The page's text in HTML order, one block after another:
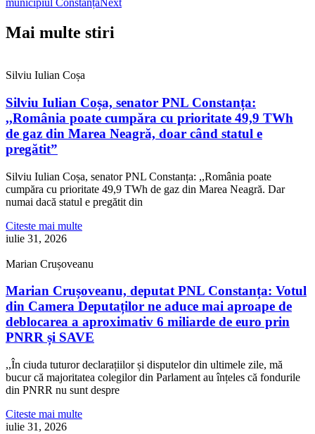
municipiul Constanța Next
Mai multe stiri
Silviu Iulian Coșa
Silviu Iulian Coșa, senator PNL Constanța:
,,România poate cumpăra cu prioritate 49,9 TWh
de gaz din Marea Neagră, doar când statul e
pregătit”
Silviu Iulian Coșa, senator PNL Constanța: ,,România poate
cumpăra cu prioritate 49,9 TWh de gaz din Marea Neagră. Dar
numai dacă statul e pregătit din
Citeste mai multe
iulie 31, 2026
Marian Crușoveanu
Marian Crușoveanu, deputat PNL Constanța: Votul
din Camera Deputaților ne aduce mai aproape de
deblocarea a aproximativ 6 miliarde de euro prin
PNRR și SAVE
,,În ciuda tuturor declarațiilor și disputelor din ultimele zile, mă
bucur că majoritatea colegilor din Parlament au înțeles că fondurile
din PNRR nu sunt despre
Citeste mai multe
iulie 31, 2026